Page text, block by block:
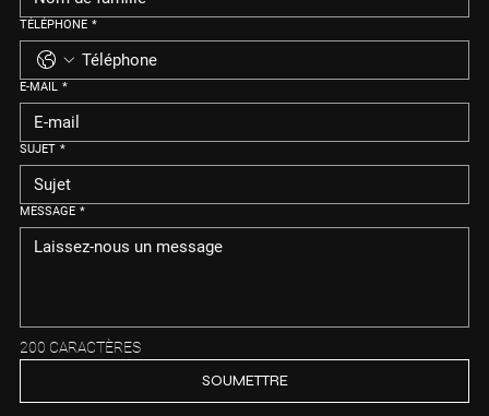
TÉLÉPHONE *
E-MAIL *
SUJET *
MESSAGE *
200 CARACTÈRES
SOUMETTRE